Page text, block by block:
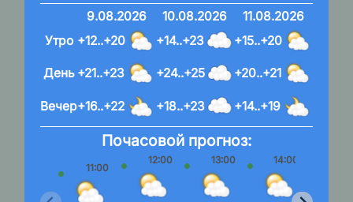
9.08.2026
+12..+20
+21..+23
+16..+22
10.08.2026
+14..+23
+24..+25
+18..+23
11.08.2026
+15..+20
+20..+21
+14..+19
Вечер
День
Утро
Почасовой прогноз:
11:00
12:00 13:00 14:00